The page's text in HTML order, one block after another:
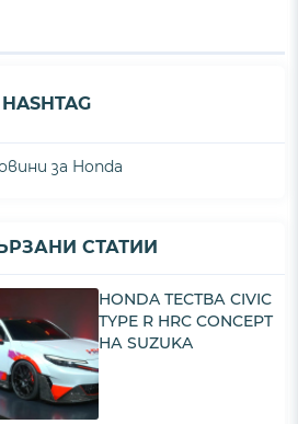
HASHTAG
за Honda
СТАТИИ
HONDA ТЕСТВА CIVIC
TYPE R HRC CONCEPT
НА SUZUKA